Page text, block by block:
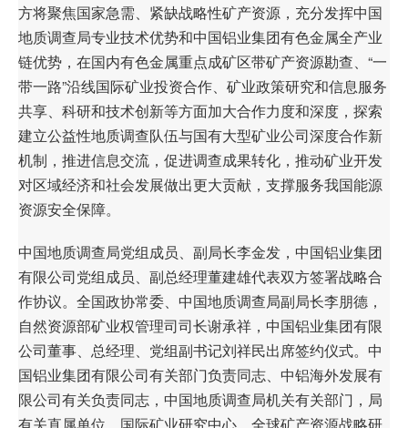
方将聚焦国家急需、紧缺战略性矿产资源，充分发挥中国
地质调查局专业技术优势和中国铝业集团有色金属全产业
链优势，在国内有色金属重点成矿区带矿产资源勘查、“一
带一路”沿线国际矿业投资合作、矿业政策研究和信息服务
共享、科研和技术创新等方面加大合作力度和深度，探索
建立公益性地质调查队伍与国有大型矿业公司深度合作新
机制，推进信息交流，促进调查成果转化，推动矿业开发
对区域经济和社会发展做出更大贡献，支撑服务我国能源
资源安全保障。
中国地质调查局党组成员、副局长李金发，中国铝业集团
有限公司党组成员、副总经理董建雄代表双方签署战略合
作协议。全国政协常委、中国地质调查局副局长李朋德，
自然资源部矿业权管理司司长谢承祥，中国铝业集团有限
公司董事、总经理、党组副书记刘祥民出席签约仪式。中
国铝业集团有限公司有关部门负责同志、中铝海外发展有
限公司有关负责同志，中国地质调查局机关有关部门，局
有关直属单位、国际矿业研究中心、全球矿产资源战略研